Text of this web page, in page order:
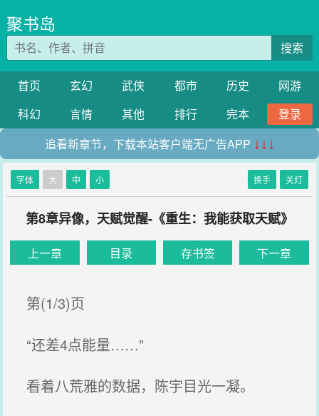
聚书岛
搜索
首页 玄幻 武侠 都市 历史
网游
科幻
言情 其他 排行 完本
登录
追看新章节，下载本站客户端无广告APP ↓↓↓
字体 大 中 小 换手 关灯
第8章异像，天赋觉醒-《重生：我能获取天赋》
上一章 目录 存书签 下一章
第(1/3)页
“还差4点能量……”
看着八荒雅的数据，陈宇目光一凝。